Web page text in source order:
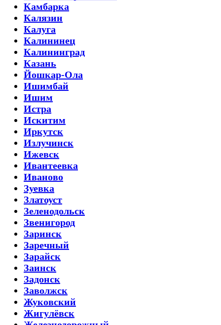
Камбарка
Калязин
Калуга
Калининец
Калининград
Казань
Йошкар-Ола
Ишимбай
Ишим
Истра
Искитим
Иркутск
Излучинск
Ижевск
Ивантеевка
Иваново
Зуевка
Златоуст
Зеленодольск
Звенигород
Заринск
Заречный
Зарайск
Заинск
Задонск
Заволжск
Жуковский
Жигулёвск